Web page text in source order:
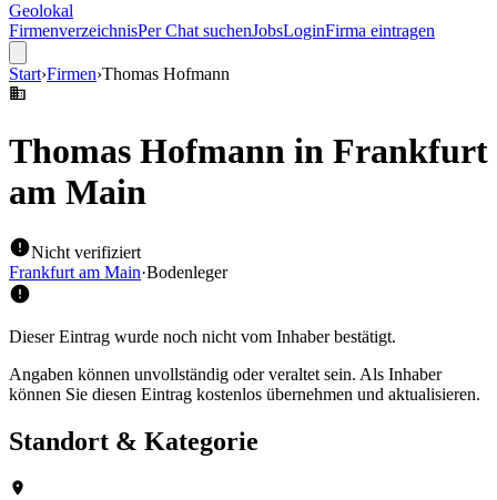
Geolokal
FirmenverzeichnisPer Chat suchenJobsLoginFirma eintragen
Start›Firmen›Thomas Hofmann
Thomas Hofmann in Frankfurt
am Main
Nicht verifiziert
Frankfurt am Main·Bodenleger
Dieser Eintrag wurde noch nicht vom Inhaber bestätigt.
Angaben können unvollständig oder veraltet sein. Als Inhaber
können Sie diesen Eintrag kostenlos übernehmen und aktualisieren.
Standort & Kategorie